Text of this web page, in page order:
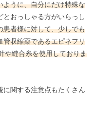
ように、自分にだけ特殊な
とおっしゃる方がいらっし
患者様に対して、少しでも
管収縮薬であるエピネフリ
や縫合糸を使用しておりま
に関する注意点もたくさん